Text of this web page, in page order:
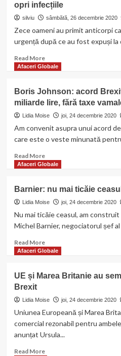
opri infecțiile
silviu sâmbătă, 26 decembrie 2020
Zece oameni au primit anticorpi
urgență după ce au fost expuși la
Read MoreRead
more
Un
nou
tratament
post-
expunere
ar
opri
Afaceri Globale
Boris Johnson: acord
miliarde lire, fără taxe
Lidia Moise joi, 24 decembrie 2020
Am convenit asupra unui acord
care este o veste minunată
Read MoreRead
more
Johnson:
acord
Brexit,
valoare
de
660
fără
vamale
Afaceri Globale
Barnier: nu mai ticăie ceasul
Lidia Moise joi, 24 decembrie 2020
Nu mai ticăie ceasul, am
Michel Barnier, negociatorul șef
Read MoreRead
more
nu
ticăie
ceasul
Afaceri Globale
UE și Marea Britanie au
Brexit
Lidia Moise joi, 24 decembrie 2020
Uniunea Europeană și Marea
comercial rezonabil pentru
anunțat Ursula...
Read MoreRead